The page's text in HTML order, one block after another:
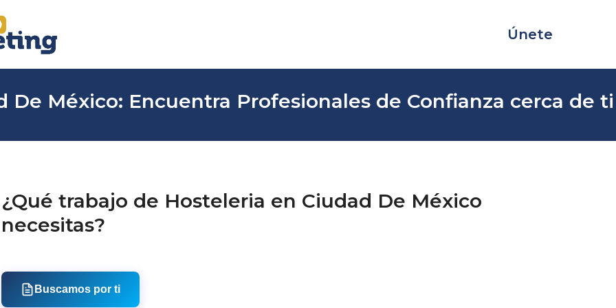
Únete
De México: Encuentra Profesionales de Confianza cerca de ti
¿Qué trabajo de Hosteleria en Ciudad De México
necesitas?
Buscamos por ti